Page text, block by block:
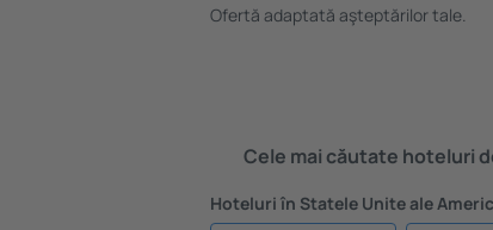
Ofertă adaptată aşteptărilor tale.
Cele mai căutate hoteluri
Hoteluri în Statele Unite ale